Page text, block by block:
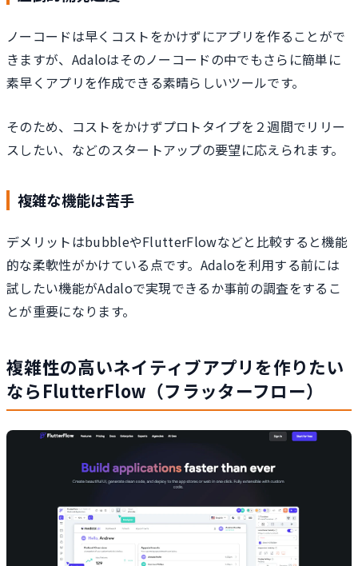
ノーコードは早くコストをかけずにアプリを作ることがで
きますが、Adaloはそのノーコードの中でもさらに簡単に
素早くアプリを作成できる素晴らしいツールです。
そのため、コストをかけずプロトタイプを２週間でリリー
スしたい、などのスタートアップの要望に応えられます。
複雑な機能は苦手
デメリットはbubbleやFlutterFlowなどと比較すると機能
的な柔軟性がかけている点です。Adaloを利用する前には
試したい機能がAdaloで実現できるか事前の調査をするこ
とが重要になります。
複雑性の高いネイティブアプリを作りたい
ならFlutterFlow（フラッターフロー）